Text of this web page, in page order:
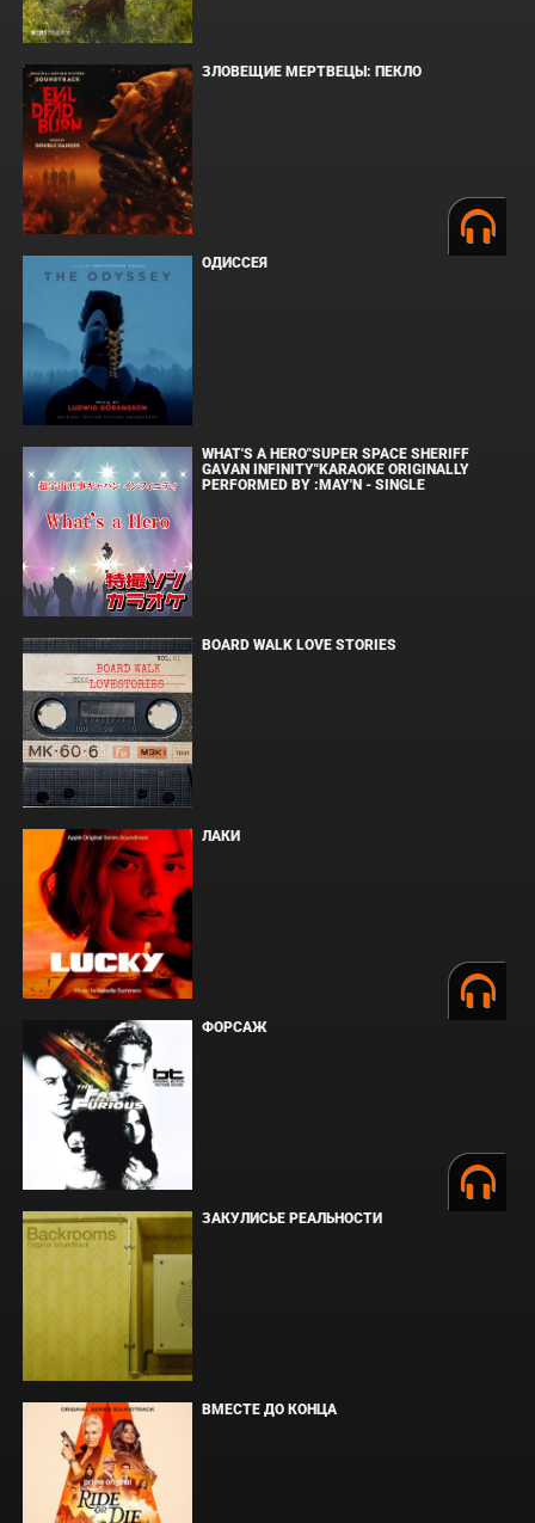
ЗЛОВЕЩИЕ МЕРТВЕЦЫ: ПЕКЛО
ОДИССЕЯ
WHAT'S A HERO"SUPER SPACE SHERIFF
GAVAN INFINITY"KARAOKE ORIGINALLY
PERFORMED BY :MAY'N - SINGLE
BOARD WALK LOVE STORIES
ЛАКИ
ФОРСАЖ
ЗАКУЛИСЬЕ РЕАЛЬНОСТИ
ВМЕСТЕ ДО КОНЦА